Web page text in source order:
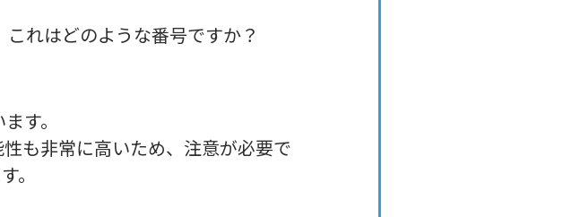
れはどのような番号ですか？
す。
も非常に高いため、注意が必要で
。